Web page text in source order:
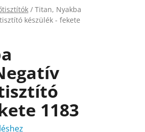
/ Titan, Nyakba
készülék - fekete
1183